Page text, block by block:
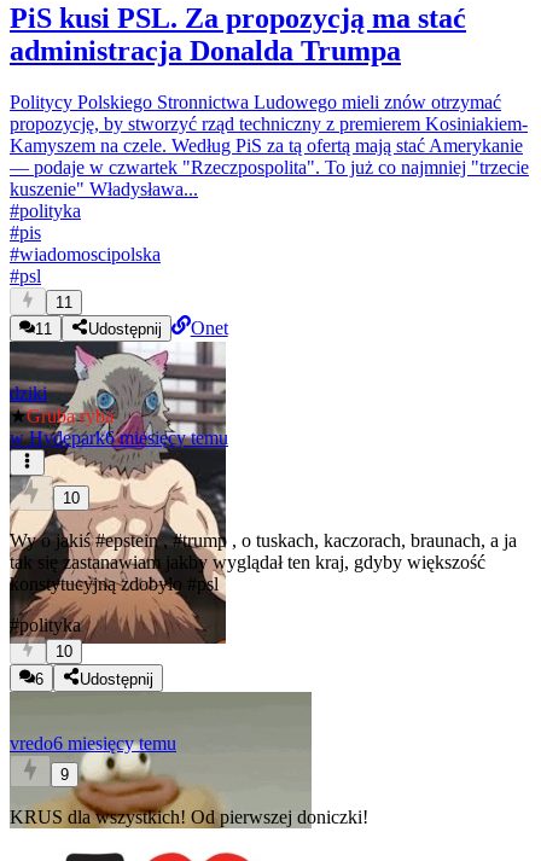
PiS kusi PSL. Za propozycją ma stać
administracja Donalda Trumpa
Politycy Polskiego Stronnictwa Ludowego mieli znów otrzymać
propozycję, by stworzyć rząd techniczny z premierem Kosiniakiem-
Kamyszem na czele. Według PiS za tą ofertą mają stać Amerykanie
— podaje w czwartek "Rzeczpospolita". To już co najmniej "trzecie
kuszenie" Władysława...
#polityka
#pis
#wiadomoscipolska
#psl
11
11
Udostępnij Onet
dziki
★Gruba ryba
w Hydepark6 miesięcy temu
10
Wy o jakiś#epstein,#trump , o tuskach, kaczorach, braunach, a ja
tak się zastanawiam jakby wyglądał ten kraj, gdyby większość
konstytucyjną zdobyło #psl
#polityka
10
6
Udostępnij
vredo6 miesięcy temu
9
KRUS dla wszystkich! Od pierwszej doniczki!